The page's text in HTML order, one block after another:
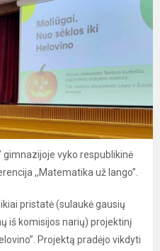
gimnazijoje vyko respublikinė
,,Matematika už lango”.
pristatė (sulaukė gausių
iš komisijos narių) projektinį
Projektą pradėjo vikdyti